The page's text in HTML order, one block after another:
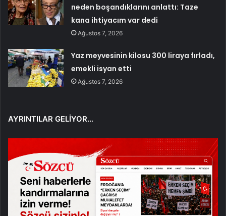
neden boşandıklarını anlattı: Taze
kana ihtiyacım var dedi
Ağustos 7, 2026
Yaz meyvesinin kilosu 300 liraya fırladı,
emekli isyan etti
Ağustos 7, 2026
AYRINTILAR GELİYOR…